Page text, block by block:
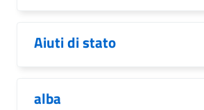
Aiuti di stato
alba